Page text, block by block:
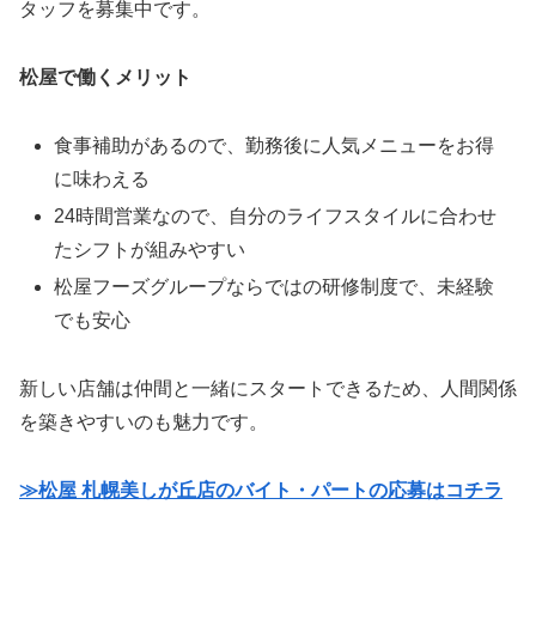
タッフを募集中です。
松屋で働くメリット
食事補助があるので、勤務後に人気メニューをお得
に味わえる
24時間営業なので、自分のライフスタイルに合わせ
たシフトが組みやすい
松屋フーズグループならではの研修制度で、未経験
でも安心
新しい店舗は仲間と一緒にスタートできるため、人間関係
を築きやすいのも魅力です。
≫松屋 札幌美しが丘店のバイト・パートの応募はコチラ